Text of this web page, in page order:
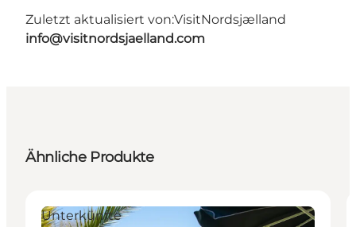
Zuletzt aktualisiert von:VisitNordsjælland
info@visitnordsjaelland.com
Ähnliche Produkte
Unterkünfte